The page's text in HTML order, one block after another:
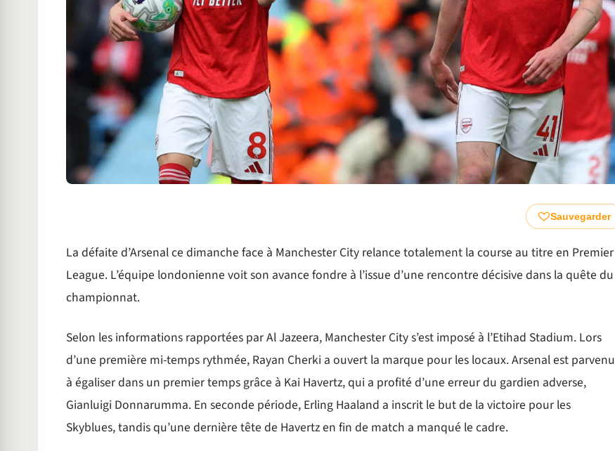
Sauvegarder
La défaite d’Arsenal ce dimanche face à Manchester City relance totalement la course au titre en Premier
League. L’équipe londonienne voit son avance fondre à l’issue d’une rencontre décisive dans la quête du
championnat.
Selon les informations rapportées par Al Jazeera, Manchester City s’est imposé à l’Etihad Stadium. Lors
d’une première mi-temps rythmée, Rayan Cherki a ouvert la marque pour les locaux. Arsenal est parvenu
à égaliser dans un premier temps grâce à Kai Havertz, qui a profité d’une erreur du gardien adverse,
Gianluigi Donnarumma. En seconde période, Erling Haaland a inscrit le but de la victoire pour les
Skyblues, tandis qu’une dernière tête de Havertz en fin de match a manqué le cadre.